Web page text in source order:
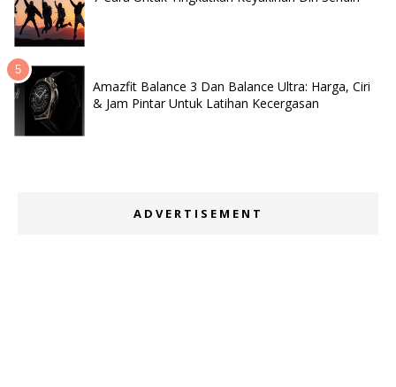
Amazfit Balance 3 Dan Balance Ultra: Harga, Ciri
& Jam Pintar Untuk Latihan Kecergasan
ADVERTISEMENT